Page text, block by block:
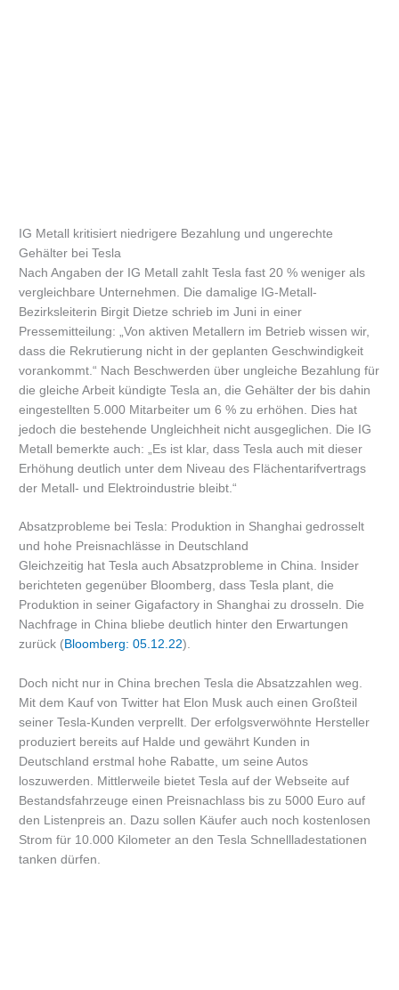
IG Metall kritisiert niedrigere Bezahlung und ungerechte
Gehälter bei Tesla
Nach Angaben der IG Metall zahlt Tesla fast 20 % weniger als
vergleichbare Unternehmen. Die damalige IG-Metall-
Bezirksleiterin Birgit Dietze schrieb im Juni in einer
Pressemitteilung: „Von aktiven Metallern im Betrieb wissen wir,
dass die Rekrutierung nicht in der geplanten Geschwindigkeit
vorankommt.“ Nach Beschwerden über ungleiche Bezahlung für
die gleiche Arbeit kündigte Tesla an, die Gehälter der bis dahin
eingestellten 5.000 Mitarbeiter um 6 % zu erhöhen. Dies hat
jedoch die bestehende Ungleichheit nicht ausgeglichen. Die IG
Metall bemerkte auch: „Es ist klar, dass Tesla auch mit dieser
Erhöhung deutlich unter dem Niveau des Flächentarifvertrags
der Metall- und Elektroindustrie bleibt.“
Absatzprobleme bei Tesla: Produktion in Shanghai gedrosselt
und hohe Preisnachlässe in Deutschland
Gleichzeitig hat Tesla auch Absatzprobleme in China. Insider
berichteten gegenüber Bloomberg, dass Tesla plant, die
Produktion in seiner Gigafactory in Shanghai zu drosseln. Die
Nachfrage in China bliebe deutlich hinter den Erwartungen
zurück (Bloomberg: 05.12.22).
Doch nicht nur in China brechen Tesla die Absatzzahlen weg.
Mit dem Kauf von Twitter hat Elon Musk auch einen Großteil
seiner Tesla-Kunden verprellt. Der erfolgsverwöhnte Hersteller
produziert bereits auf Halde und gewährt Kunden in
Deutschland erstmal hohe Rabatte, um seine Autos
loszuwerden. Mittlerweile bietet Tesla auf der Webseite auf
Bestandsfahrzeuge einen Preisnachlass bis zu 5000 Euro auf
den Listenpreis an. Dazu sollen Käufer auch noch kostenlosen
Strom für 10.000 Kilometer an den Tesla Schnellladestationen
tanken dürfen.